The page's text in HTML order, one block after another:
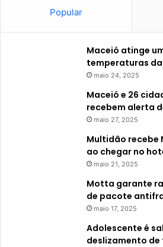
Popular
Maceió atinge
temperaturas
maio 24, 2025
Maceió e 26
recebem alerta
maio 27, 2025
Multidão recebe
ao chegar no
maio 21, 2025
Motta garante
de pacote
maio 17, 2025
Adolescente é
deslizamento de